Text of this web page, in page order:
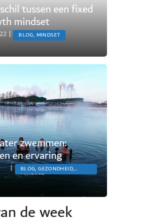
tussen een fixed
mindset
| BLOG, MINDSET
zwemmen:
en ervaring
| BLOG, GEZONDHEID,
MINDSET
de week